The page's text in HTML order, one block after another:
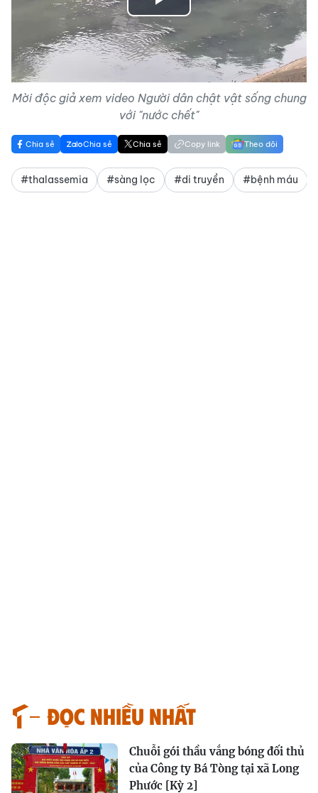
Play
Video
Mời độc giả xem video Người dân chật vật sống chung
với "nước chết"
Chia sẻ Chia sẻ Chia sẻ Copy link Theo dõi
#thalassemia #sàng lọc #di truyền #bệnh máu
Đọc nhiều nhất
Chuỗi gói thầu vắng bóng đối thủ
của Công ty Bá Tòng tại xã Long
Phước [Kỳ 2]